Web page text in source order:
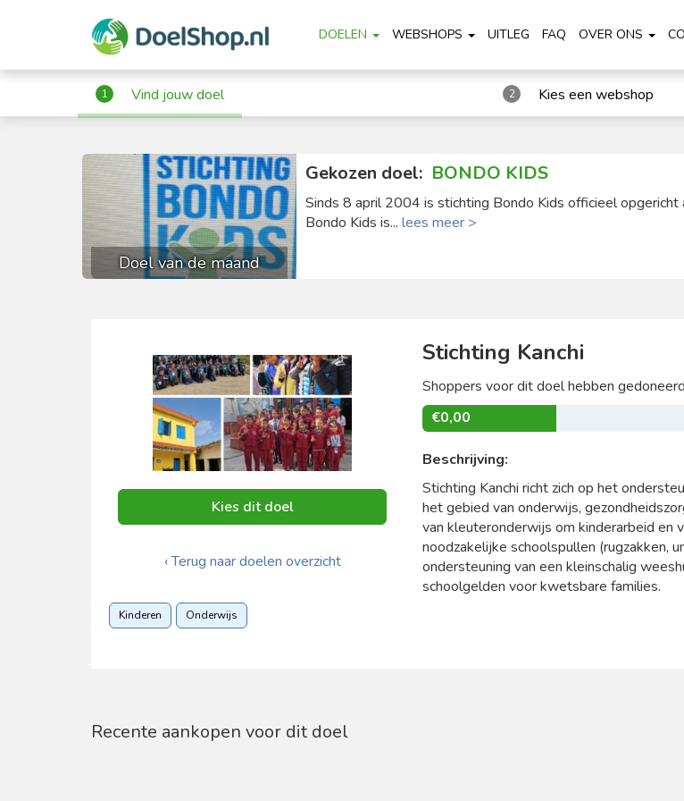
DOELEN WEBSHOPS UITLEG FAQ OVER ONS
1 Vind jouw doel 2 Kies een webshop
Doel van de maand
Gekozen doel: BONDO KIDS
Sinds 8 april 2004 is stichting Bondo Kids officieel
Bondo Kids is... lees meer >
Kies dit doel
‹ Terug naar doelen overzicht
Kinderen Onderwijs
Stichting Kanchi
Shoppers voor dit doel hebben
€0,00
Beschrijving:
Stichting Kanchi richt zich op het
het gebied van onderwijs,
van kleuteronderwijs om kinderarbeid en
noodzakelijke schoolspullen (rugzakken,
ondersteuning van een kleinschalig
schoolgelden voor kwetsbare families.
Recente aankopen voor dit doel